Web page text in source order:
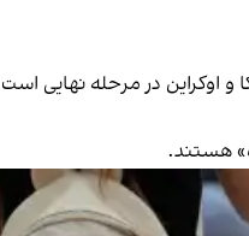
اوکراین در مرحله نهایی
هستند.